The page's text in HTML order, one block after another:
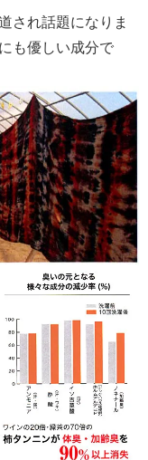
され話題になりま
も優しい成分で